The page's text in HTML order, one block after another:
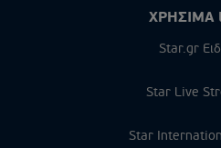
ΧΡΗΣΙΜΑ
Star.gr
Star Live
Star